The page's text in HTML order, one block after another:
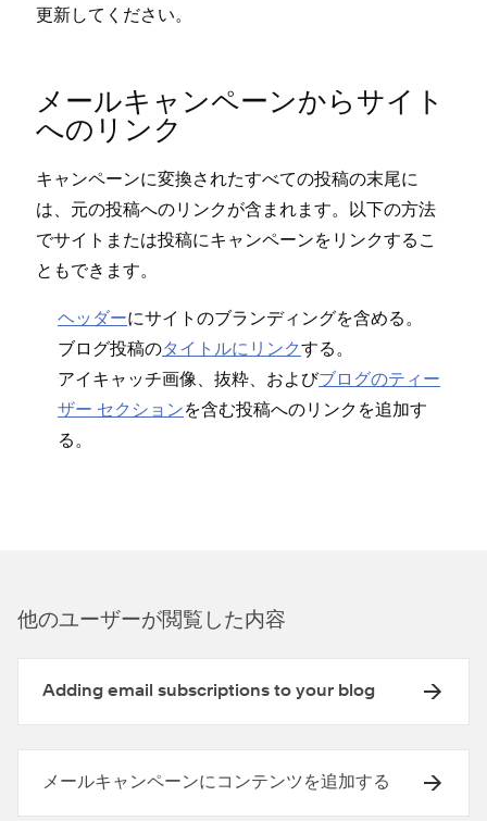
更新してください⁠。
メ⁠ールキ⁠ャンペ⁠ーンからサイト
へのリンク
キ⁠ャンペ⁠ーンに変換されたすべての投稿の末尾に
は⁠、元の投稿へのリンクが含まれます⁠。以下の方法
でサイトまたは投稿にキ⁠ャンペ⁠ーンをリンクするこ
ともできます⁠。
ヘ⁠ッダ⁠ーにサイトのブランデ⁠ィングを含める⁠。
ブログ投稿のタイトルにリンクする⁠。
アイキ⁠ャ⁠ッチ画像⁠、抜粋⁠、およびブログのテ⁠ィ⁠ー
ザ⁠ー セクシ⁠ョンを含む投稿へのリンクを追加す
る⁠。
他のユ⁠ーザ⁠ーが閲覧した内容
Adding email subscriptions to your blog
メールキャンペーンにコンテンツを追加する